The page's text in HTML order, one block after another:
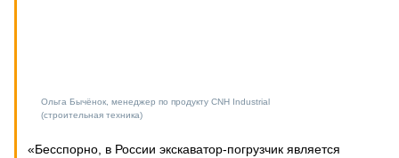
Ольга Бычёнок, менеджер по продукту CNH Industrial
(строительная техника)
«Бесспорно, в России экскаватор-погрузчик является